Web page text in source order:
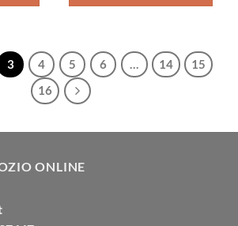
3 4 5 6 14
15
16
ONLINE